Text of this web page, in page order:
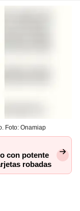
Foto: Onamiap
con potente
robadas